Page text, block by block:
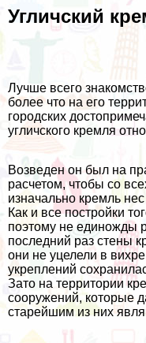
Угличский
Лучше всего
более что на его
городских
угличского кремля
Возведен он был на
расчетом, чтобы со
изначально кремль
Как и все постройки
поэтому не единожды
последний раз стены
они не уцелели в
укреплений
Зато на территории
сооружений, которые
старейшим из них